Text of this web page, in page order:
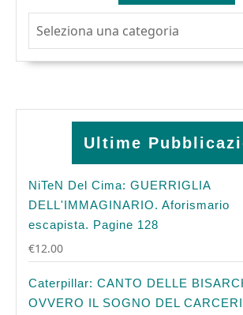
Ultime
NiTeN Del Cima: GUERRIGLIA
DELL'IMMAGINARIO. Aforismario
escapista. Pagine 128
€12.00
Caterpillar: CANTO DELLE
OVVERO IL SOGNO DEL